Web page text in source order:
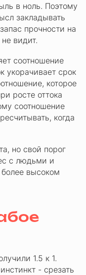
в ноль. Поэтому
закладывать
прочности на
видит.
соотношение
укорачивает срок
которое
росте оттока
соотношение
когда
но свой порог
с людьми и
высоком
1.5 к 1.
- срезать